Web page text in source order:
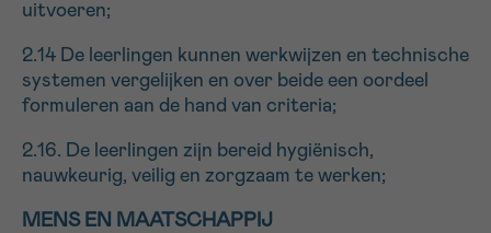
uitvoeren;
2.14 De leerlingen kunnen werkwijzen en technische
systemen vergelijken en over beide een oordeel
formuleren aan de hand van criteria;
2.16. De leerlingen zijn bereid hygiënisch,
nauwkeurig, veilig en zorgzaam te werken;
MENS EN MAATSCHAPPIJ